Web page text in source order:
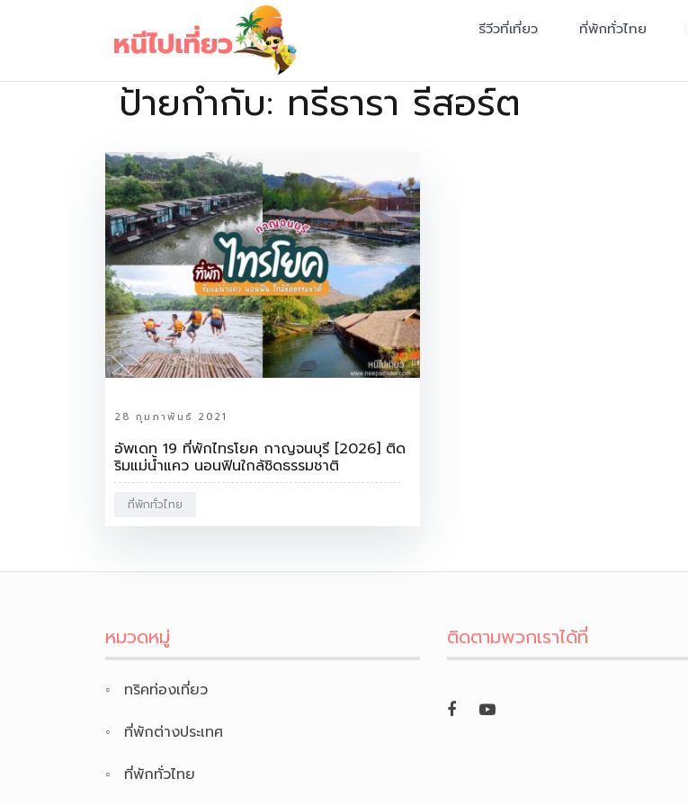
เว็บไซต์รวบรวมที่พัก ที่เที่ยว ที่กิน ไว้ในที่เดียว
รีวีวที่เที่ยว ที่พักทั่วไทย
ป้ายกำกับ: ทรีธารา รีสอร์ต
28 กุมภาพันธ์ 2021
อัพเดท 19 ที่พักไทรโยค กาญจนบุรี [2026] ติด
ริมแม่น้ำแคว นอนฟินใกล้ชิดธรรมชาติ
ที่พักทั่วไทย
หมวดหมู่
ทริคท่องเที่ยว
ที่พักต่างประเทศ
ที่พักทั่วไทย
ติดตามพวกเราได้ที่